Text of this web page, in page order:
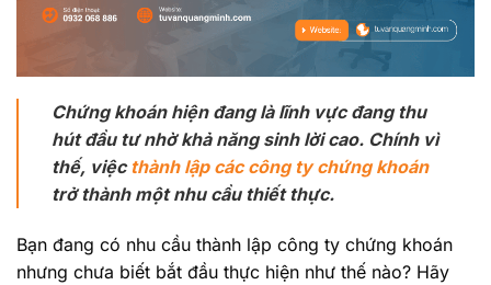
Chứng khoán hiện đang là lĩnh vực đang thu
hút đầu tư nhờ khả năng sinh lời cao. Chính vì
thế, việc thành lập các công ty chứng khoán
trở thành một nhu cầu thiết thực.
Bạn đang có nhu cầu thành lập công ty chứng khoán
nhưng chưa biết bắt đầu thực hiện như thế nào? Hãy